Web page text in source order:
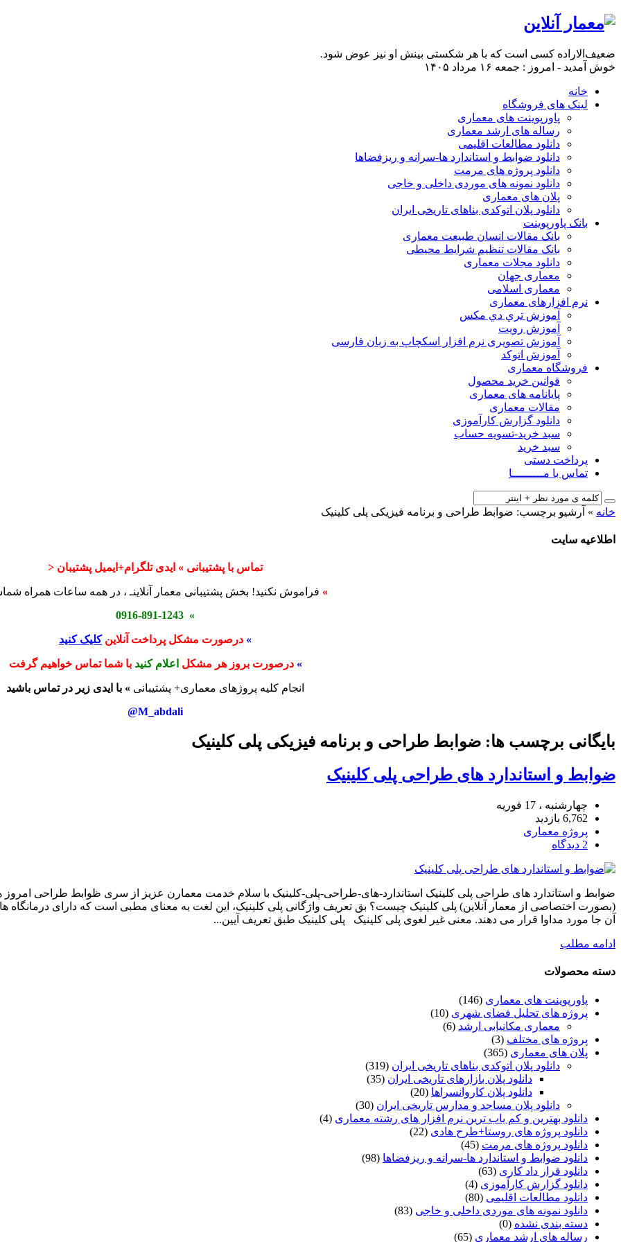
ضعیف‌الاراده کسی است که با هر شکستی بینش او نیز عوض شود.
خوش آمدید - امروز : جمعه ۱۶ مرداد ۱۴۰۵
خانه
لینک های فروشگاه
پاورپوینت های معماری
رساله های ارشد معماری
دانلود مطالعات اقلیمی
دانلود ضوابط و استاندارد ها-سرانه و ریزفضاها
دانلود پروژه های مرمت
دانلود نمونه های موردی داخلی و خاجی
پلان های معماری
دانلود پلان اتوکدی بناهای تاریخی ایران
بانک پاورپوینت
بانک مقالات انسان طبیعت معماری
بانک مقالات تنظیم شرایط محیطی
دانلود مجلات معماری
معماری جهان
معماری اسلامی
نرم افزارهای معماری
آﻣﻮزش ﺗﺮي دي ﻣﮑﺲ
آموزش رویت
آموزش تصویری نرم افزار اسکچاپ به زبان فارسی
آموزش اتوکد
فروشگاه معماری
قوانین خرید محصول
پایانامه های معماری
مقالات معماری
دانلود گزارش کارآموزی
سبد خرید-تسویه حساب
سبد خرید
پرداخت دستی
تماس با مـــــــــا
خانه » آرشیو برچسب: ضوابط طراحی و برنامه فیزیکی پلی کلینیک
اطلاعیه سایت
تماس با پشتیبانی » ایدی تلگرام+ایمیل پشتیبان <
» فراموش نکنید! بخش پشتیبانی معمار آنلاینـ ، در همه ساعات همراه
» 0916-891-1243
» درصورت مشکل پرداخت آنلاینکلیک کنید
» درصورت بروز هر مشکل اعلام کنید با شما تماس خواهیم گرفت
انجام کلیه پروژهای معماری+ پشتیبانی » با ایدی زیر در تماس باشید
M_abdali@
بایگانی برچسب ها: ضوابط طراحی و برنامه فیزیکی پلی کلینیک
ضوابط و استاندارد های طراحی پلی کلینیک
چهارشنبه ، 17 فوریه
6,762 بازدید
پروژه معماری
2 دیدگاه
ضوابط و استاندارد های طراحی پلی کلینیک استاندارد-های-طراحی-پلی-کلینیک با سلام خدمت معمارن عزیز از سری ظوابط طراحی امروز
(بصورت اختصاصی از معمار آنلاین) پلی کلینیک چیست؟ بق تعریف واژگانی پلی کلینیک، این لغت به معنای مطبی است که دارای
آن جا مورد مداوا قرار می دهند. معنی غیر لغوی پلی کلینیک پلی کلینیک طبق تعریف آیین...
ادامه مطلب
دسته محصولات
پاورپوینت های معماری (146)
پروژه های تحلیل فضای شهری (10)
معماری مکانیابی ارشد (6)
پروژه های مختلف (3)
پلان های معماری (365)
دانلود پلان اتوکدی بناهای تاریخی ایران (319)
دانلود پلان بازارهای تاریخی ایران (35)
دانلود پلان کاروانسراها (20)
دانلود پلان مساجد و مدارس تاریخی ایران (30)
دانلود بهترین و کم یاب ترین نرم افزار های رشته معماری (4)
دانلود پروژه های روستا+طرح هادی (22)
دانلود پروژه های مرمت (45)
دانلود ضوابط و استاندارد ها-سرانه و ریزفضاها (98)
دانلود قرار داد کاری (63)
دانلود گزارش کارآموزی (4)
دانلود مطالعات اقلیمی (80)
دانلود نمونه های موردی داخلی و خاجی (83)
دسته بندی نشده (0)
رساله های ارشد معماری (65)